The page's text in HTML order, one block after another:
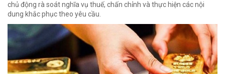
chủ động rà soát nghĩa vụ thuế, chấn chỉnh và thực hiện các nội
dung khắc phục theo yêu cầu.